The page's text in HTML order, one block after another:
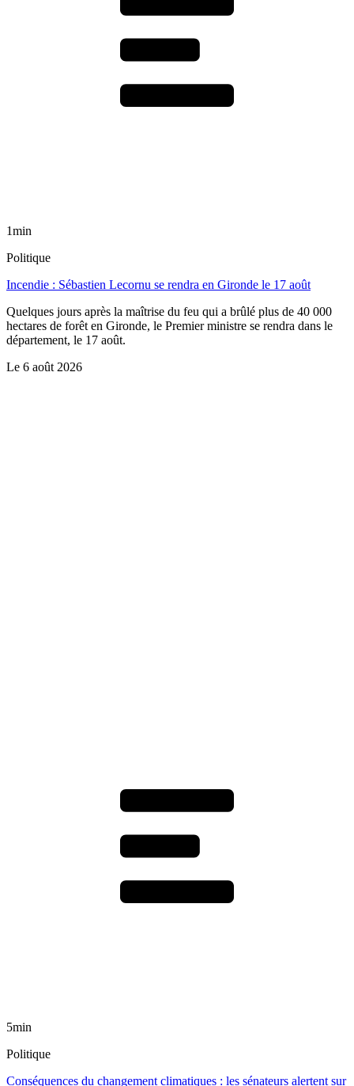
1min
Politique
Incendie : Sébastien Lecornu se rendra en Gironde le 17 août
Quelques jours après la maîtrise du feu qui a brûlé plus de 40 000
hectares de forêt en Gironde, le Premier ministre se rendra dans le
département, le 17 août.
Le 6 août 2026
5min
Politique
Conséquences du changement climatiques : les sénateurs alertent sur